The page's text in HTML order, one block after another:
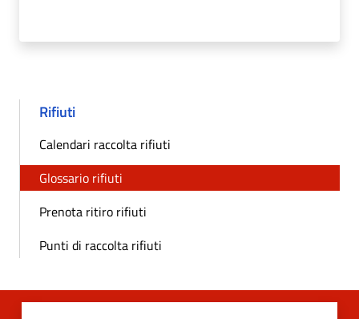
Rifiuti
Calendari raccolta rifiuti
Glossario rifiuti
Prenota ritiro rifiuti
Punti di raccolta rifiuti